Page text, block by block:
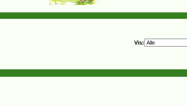
Vis: